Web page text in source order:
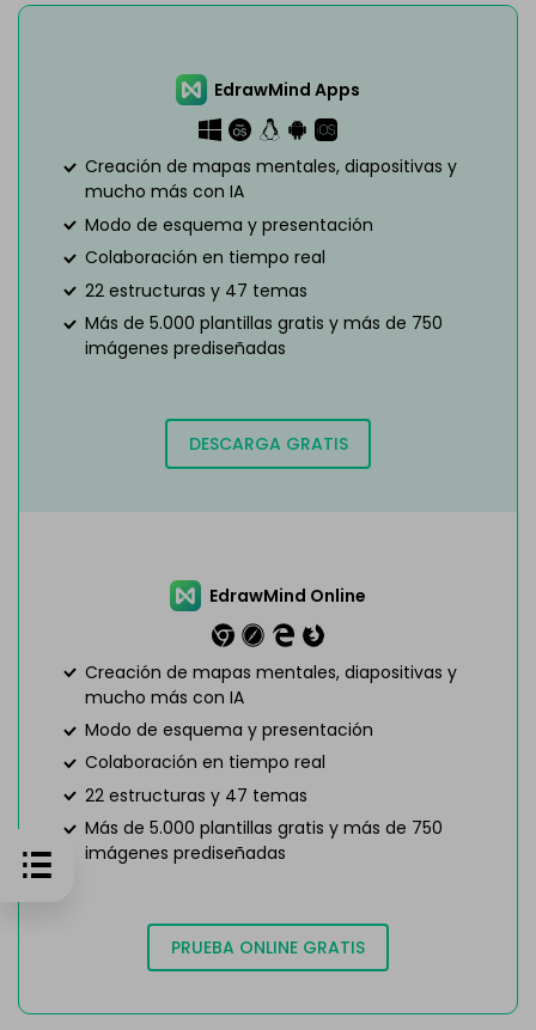
EdrawMind Apps
Creación de mapas mentales, diapositivas y
mucho más con IA
Modo de esquema y presentación
Colaboración en tiempo real
22 estructuras y 47 temas
Más de 5.000 plantillas gratis y más de 750
imágenes prediseñadas
DESCARGA GRATIS
EdrawMind Online
Creación de mapas mentales, diapositivas y
mucho más con IA
Modo de esquema y presentación
Colaboración en tiempo real
22 estructuras y 47 temas
Más de 5.000 plantillas gratis y más de 750
imágenes prediseñadas
PRUEBA ONLINE GRATIS